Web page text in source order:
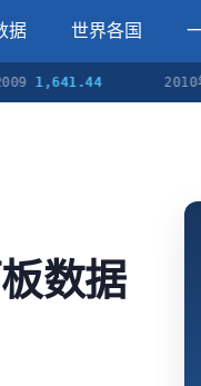
据 世界各国
2010年
数据